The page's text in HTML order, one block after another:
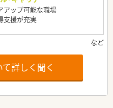
アップ可能な職場
支援が充実
詳しく聞く